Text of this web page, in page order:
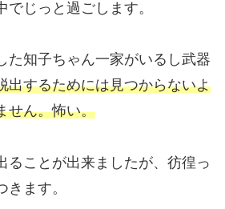
じっと過ごします。
た知子ちゃん一家がいるし武器
出するためには見つからないよ
せん。怖い。
ることが出来ましたが、彷徨っ
ます。